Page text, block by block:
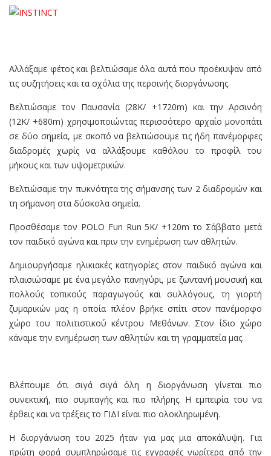
Αλλάξαμε φέτος και βελτιώσαμε όλα αυτά που προέκυψαν από
τις συζητήσεις και τα σχόλια της περσινής διοργάνωσης.
Βελτιώσαμε τον Παυσανία (28Κ/ +1720m) και την Αρσινόη
(12K/ +680m) χρησιμοποιώντας περισσότερο αρχαίο μονοπάτι
σε δύο σημεία, με σκοπό να βελτιώσουμε τις ήδη πανέμορφες
διαδρομές χωρίς να αλλάξουμε καθόλου το προφίλ του
μήκους και των υψομετρικών.
Βελτιώσαμε την πυκνότητα της σήμανσης των 2 διαδρομών και
τη σήμανση στα δύσκολα σημεία.
Προσθέσαμε τον POLO Fun Run 5K/ +120m το Σάββατο μετά
τον παιδικό αγώνα και πριν την ενημέρωση των αθλητών.
Δημιουργήσαμε ηλικιακές κατηγορίες στον παιδικό αγώνα και
πλαισιώσαμε με ένα μεγάλο πανηγύρι, με ζωντανή μουσική και
πολλούς τοπικούς παραγωγούς και συλλόγους, τη γιορτή
ζυμαρικών μας η οποία πλέον βρήκε σπίτι στον πανέμορφο
χώρο του πολιτιστικού κέντρου Μεθάνων. Στον ίδιο χώρο
κάναμε την ενημέρωση των αθλητών και τη γραμματεία μας.
Βλέπουμε ότι σιγά σιγά όλη η διοργάνωση γίνεται πιο
συνεκτική, πιο συμπαγής και πιο πλήρης. Η εμπειρία του να
έρθεις και να τρέξεις το ΓΙΔΙ είναι πιο ολοκληρωμένη.
Η διοργάνωση του 2025 ήταν για μας μια αποκάλυψη. Για
πρώτη φορά συμπληρώσαμε τις εγγραφές νωρίτερα από την